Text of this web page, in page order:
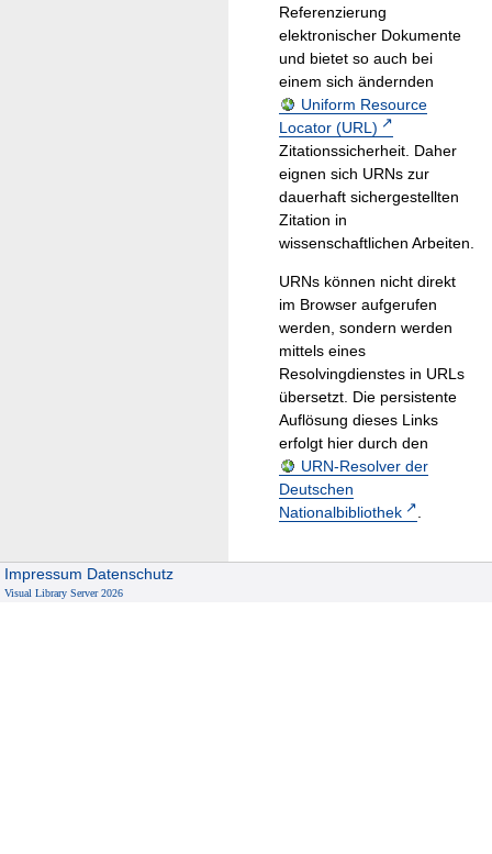
Referenzierung
elektronischer Dokumente
und bietet so auch bei
einem sich ändernden
Uniform Resource
Locator (URL)
Zitationssicherheit. Daher
eignen sich URNs zur
dauerhaft sichergestellten
Zitation in
wissenschaftlichen Arbeiten.
URNs können nicht direkt
im Browser aufgerufen
werden, sondern werden
mittels eines
Resolvingdienstes in URLs
übersetzt. Die persistente
Auflösung dieses Links
erfolgt hier durch den
URN-Resolver der
Deutschen
Nationalbibliothek
.
Impressum Datenschutz
Visual Library Server 2026